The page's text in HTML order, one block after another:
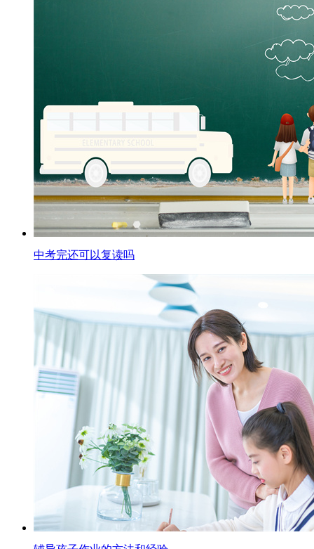
中考完还可以复读吗